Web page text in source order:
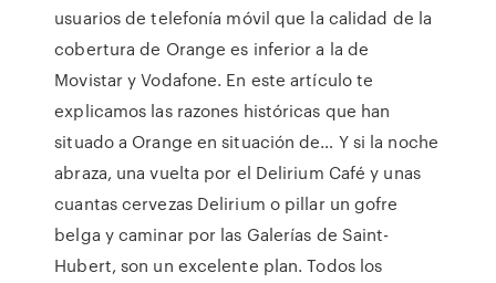
usuarios de telefonía móvil que la calidad de la
cobertura de Orange es inferior a la de
Movistar y Vodafone. En este artículo te
explicamos las razones históricas que han
situado a Orange en situación de… Y si la noche
abraza, una vuelta por el Delirium Café y unas
cuantas cervezas Delirium o pillar un gofre
belga y caminar por las Galerías de Saint-
Hubert, son un excelente plan. Todos los